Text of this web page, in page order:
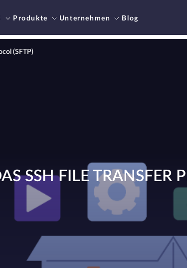
Produkte Unternehmen Blog
(SFTP)
SSH FILE TRANSFER